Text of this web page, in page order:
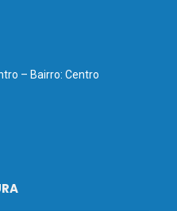
– Bairro: Centro